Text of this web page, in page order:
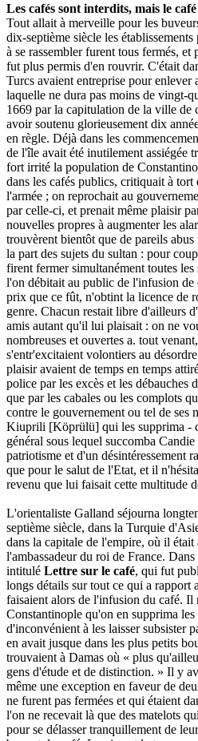
Les cafés sont interdits, mais le
Tout allait à merveille pour les
dix-septième siècle les
à se rassembler furent tous fermés, et
fut plus permis d'en rouvrir. C'était
Turcs avaient entreprise pour
laquelle ne dura pas moins de vingt-
1669 par la capitulation de la ville de
avoir soutenu glorieusement dix
en règle. Déjà dans les
de l'île avait été inutilement assiégée
fort irrité la population de
dans les cafés publics, critiquait à tort
l'armée ; on reprochait au
par celle-ci, et prenait même plaisir
nouvelles propres à augmenter les
trouvèrent bientôt que de pareils
la part des sujets du sultan : pour
firent fermer simultanément toutes les
l'on débitait au public de l'infusion de
prix que ce fût, n'obtint la licence de
genre. Chacun restait libre d'ailleurs
amis autant qu'il lui plaisait : on ne
nombreuses et ouvertes a. tout
s'entr'excitaient volontiers au
plaisir avaient de temps en temps
police par les excès et les débauches
que par les cabales ou les complots
contre le gouvernement ou tel de ses
Kiuprili [Köprülü] qui les supprima -
général sous lequel succomba
patriotisme et d'un désintéressement
que pour le salut de l'Etat, et il
revenu que lui faisait cette multitude
L'orientaliste Galland séjourna
septième siècle, dans la Turquie
dans la capitale de l'empire, où il
l'ambassadeur du roi de France.
intitulé Lettre sur le café, qui fut
longs détails sur tout ce qui a rapport
faisaient alors de l'infusion du café. Il
Constantinople qu'on en supprima
d'inconvénient à les laisser subsister
en avait jusque dans les plus petits
trouvaient à Damas où « plus
gens d'étude et de distinction. » Il y
même une exception en faveur de
ne furent pas fermées et qui étaient
l'on ne recevait là que des matelots
pour se délasser tranquillement de